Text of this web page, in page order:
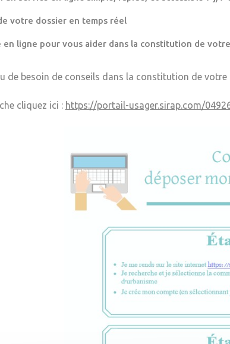
votre dossier en temps réel
en ligne pour vous aider dans la constitution de
de besoin de conseils dans la constitution de
cliquez ici : https://portail-usager.sirap.com/